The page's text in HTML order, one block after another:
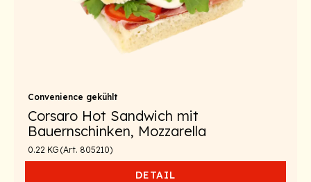
Convenience gekühlt
Corsaro Hot Sandwich mit
Bauernschinken, Mozzarella
0.22 KG (Art. 805210)
DETAIL